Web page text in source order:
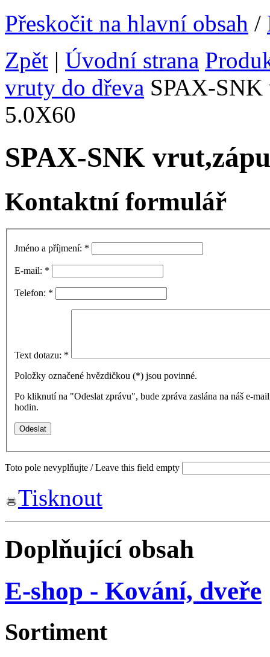
Přeskočit na hlavní obsah /
Zpět | Úvodní strana
vruty do dřeva SPAX-
5.0X60
SPAX-SNK
Kontaktní formulář
Jméno a příjmení: *
E-mail: *
Telefon: *
Text dotazu: *
Položky označené hvězdičkou (*) jsou povinné.
Po kliknutí na "Odeslat zprávu", bude zpráva zaslána na náš e-
hodin.
Toto pole nevyplňujte / Leave this field empty
Tisknout
Doplňující obsah
E-shop - Kování, dveře
Sortiment